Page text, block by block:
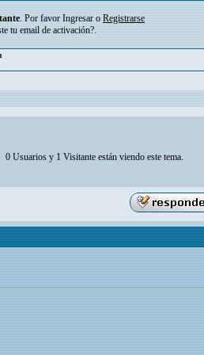
. Por favor Ingresar o Registrarse
tu email de activación?.
0 Usuarios y 1 Visitante están viendo este tema.